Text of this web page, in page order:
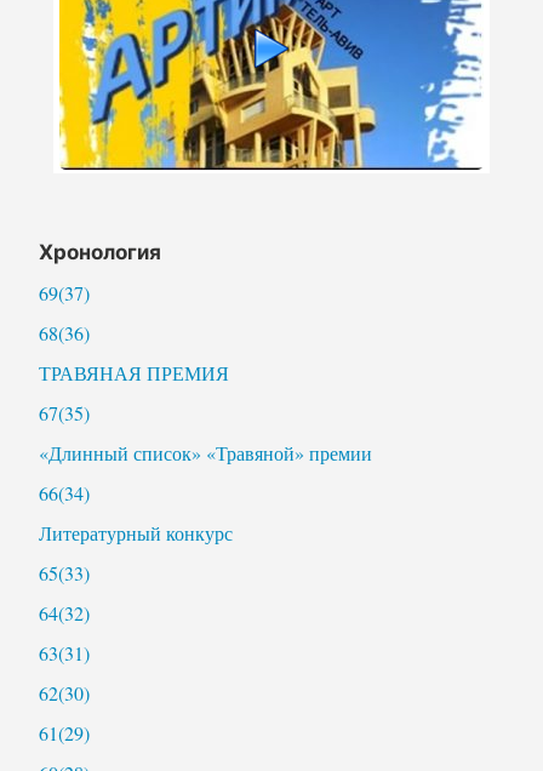
Хронология
69(37)
68(36)
ТРАВЯНАЯ ПРЕМИЯ
67(35)
«Длинный список» «Травяной» премии
66(34)
Литературный конкурс
65(33)
64(32)
63(31)
62(30)
61(29)